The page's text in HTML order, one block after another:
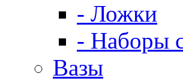
- Ложки
- Наборы
Вазы